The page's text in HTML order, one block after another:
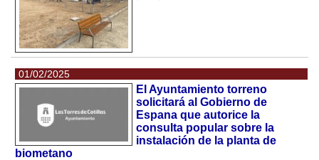
01/02/2025
El Ayuntamiento torreno
solicitará al Gobierno de
Espana que autorice la
consulta popular sobre la
instalación de la planta de
biometano